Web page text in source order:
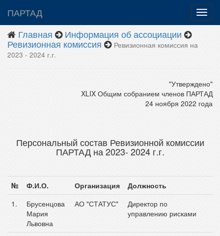
ПАРТАД
Главная
Информация об ассоциации
Ревизионная комиссия
Ревизионная комиссия на
2023 - 2024 г.г.
"Утверждено"
XLIX Общим собранием членов ПАРТАД
24 ноября 2022 года
Персональный состав Ревизионной комиссии
ПАРТАД на 2023- 2024 г.г.
№ Ф.И.О. Организация
Должность
1.
Брусенцова
Мария
Львовна
АО "СТАТУС"
Директор по
управлению рисками